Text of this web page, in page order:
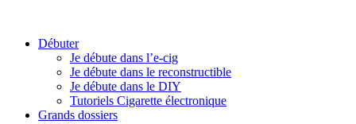
Débuter
Je débute dans l’e-cig
Je débute dans le reconstructible
Je débute dans le DIY
Tutoriels Cigarette électronique
Grands dossiers